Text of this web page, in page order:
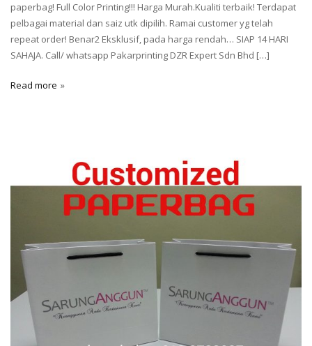
paperbag! Full Color Printing!!! Harga Murah.Kualiti terbaik! Terdapat
pelbagai material dan saiz utk dipilih. Ramai customer yg telah
repeat order! Benar2 Eksklusif, pada harga rendah… SIAP 14 HARI
SAHAJA. Call/ whatsapp Pakarprinting DZR Expert Sdn Bhd […]
Read more